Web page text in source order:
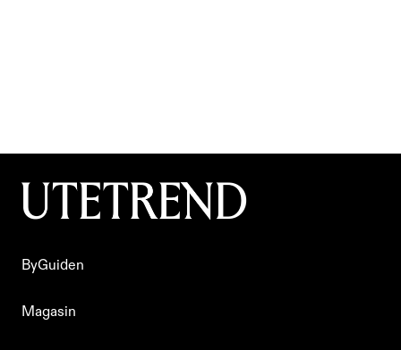
ByGuiden
Magasin